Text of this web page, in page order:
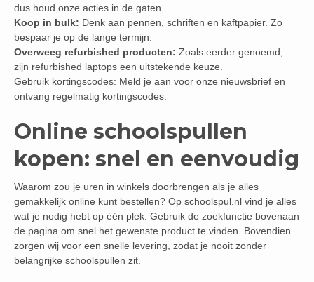
dus houd onze acties in de gaten.
Koop in bulk: Denk aan pennen, schriften en kaftpapier. Zo
bespaar je op de lange termijn.
Overweeg refurbished producten: Zoals eerder genoemd,
zijn refurbished laptops een uitstekende keuze.
Gebruik kortingscodes: Meld je aan voor onze nieuwsbrief en
ontvang regelmatig kortingscodes.
Online schoolspullen
kopen: snel en eenvoudig
Waarom zou je uren in winkels doorbrengen als je alles
gemakkelijk online kunt bestellen? Op schoolspul.nl vind je alles
wat je nodig hebt op één plek. Gebruik de zoekfunctie bovenaan
de pagina om snel het gewenste product te vinden. Bovendien
zorgen wij voor een snelle levering, zodat je nooit zonder
belangrijke schoolspullen zit.